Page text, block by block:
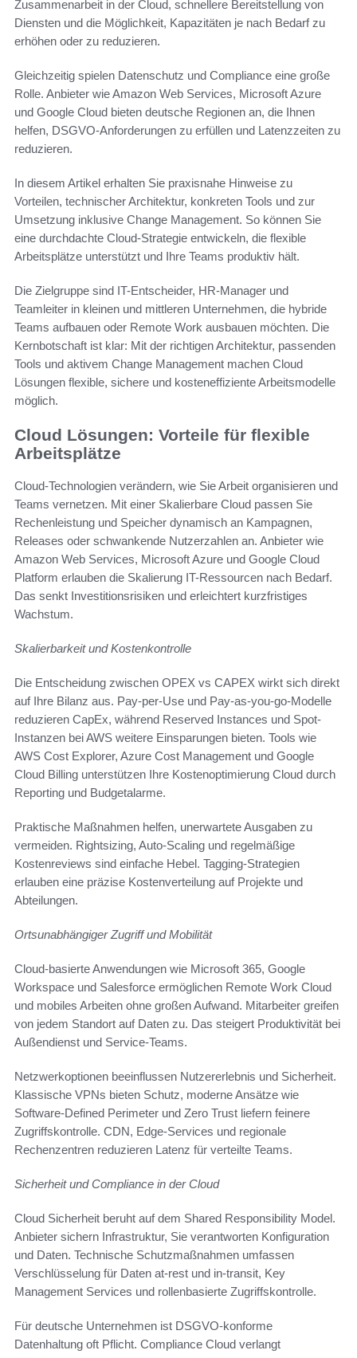
Zusammenarbeit in der Cloud, schnellere Bereitstellung von
Diensten und die Möglichkeit, Kapazitäten je nach Bedarf zu
erhöhen oder zu reduzieren.
Gleichzeitig spielen Datenschutz und Compliance eine große
Rolle. Anbieter wie Amazon Web Services, Microsoft Azure
und Google Cloud bieten deutsche Regionen an, die Ihnen
helfen, DSGVO-Anforderungen zu erfüllen und Latenzzeiten zu
reduzieren.
In diesem Artikel erhalten Sie praxisnahe Hinweise zu
Vorteilen, technischer Architektur, konkreten Tools und zur
Umsetzung inklusive Change Management. So können Sie
eine durchdachte Cloud-Strategie entwickeln, die flexible
Arbeitsplätze unterstützt und Ihre Teams produktiv hält.
Die Zielgruppe sind IT-Entscheider, HR-Manager und
Teamleiter in kleinen und mittleren Unternehmen, die hybride
Teams aufbauen oder Remote Work ausbauen möchten. Die
Kernbotschaft ist klar: Mit der richtigen Architektur, passenden
Tools und aktivem Change Management machen Cloud
Lösungen flexible, sichere und kosteneffiziente Arbeitsmodelle
möglich.
Cloud Lösungen: Vorteile für flexible
Arbeitsplätze
Cloud-Technologien verändern, wie Sie Arbeit organisieren und
Teams vernetzen. Mit einer Skalierbare Cloud passen Sie
Rechenleistung und Speicher dynamisch an Kampagnen,
Releases oder schwankende Nutzerzahlen an. Anbieter wie
Amazon Web Services, Microsoft Azure und Google Cloud
Platform erlauben die Skalierung IT-Ressourcen nach Bedarf.
Das senkt Investitionsrisiken und erleichtert kurzfristiges
Wachstum.
Skalierbarkeit und Kostenkontrolle
Die Entscheidung zwischen OPEX vs CAPEX wirkt sich direkt
auf Ihre Bilanz aus. Pay-per-Use und Pay-as-you-go-Modelle
reduzieren CapEx, während Reserved Instances und Spot-
Instanzen bei AWS weitere Einsparungen bieten. Tools wie
AWS Cost Explorer, Azure Cost Management und Google
Cloud Billing unterstützen Ihre Kostenoptimierung Cloud durch
Reporting und Budgetalarme.
Praktische Maßnahmen helfen, unerwartete Ausgaben zu
vermeiden. Rightsizing, Auto-Scaling und regelmäßige
Kostenreviews sind einfache Hebel. Tagging-Strategien
erlauben eine präzise Kostenverteilung auf Projekte und
Abteilungen.
Ortsunabhängiger Zugriff und Mobilität
Cloud-basierte Anwendungen wie Microsoft 365, Google
Workspace und Salesforce ermöglichen Remote Work Cloud
und mobiles Arbeiten ohne großen Aufwand. Mitarbeiter greifen
von jedem Standort auf Daten zu. Das steigert Produktivität bei
Außendienst und Service-Teams.
Netzwerkoptionen beeinflussen Nutzererlebnis und Sicherheit.
Klassische VPNs bieten Schutz, moderne Ansätze wie
Software-Defined Perimeter und Zero Trust liefern feinere
Zugriffskontrolle. CDN, Edge-Services und regionale
Rechenzentren reduzieren Latenz für verteilte Teams.
Sicherheit und Compliance in der Cloud
Cloud Sicherheit beruht auf dem Shared Responsibility Model.
Anbieter sichern Infrastruktur, Sie verantworten Konfiguration
und Daten. Technische Schutzmaßnahmen umfassen
Verschlüsselung für Daten at-rest und in-transit, Key
Management Services und rollenbasierte Zugriffskontrolle.
Für deutsche Unternehmen ist DSGVO-konforme
Datenhaltung oft Pflicht. Compliance Cloud verlangt